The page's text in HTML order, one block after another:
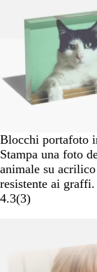
Blocchi portafoto
Stampa una foto
animale su
resistente ai graffi.
4.3(3)